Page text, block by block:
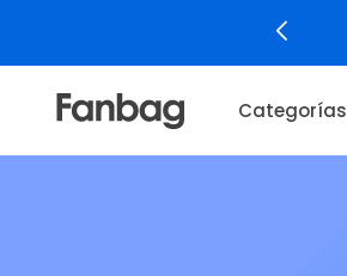
Categorías